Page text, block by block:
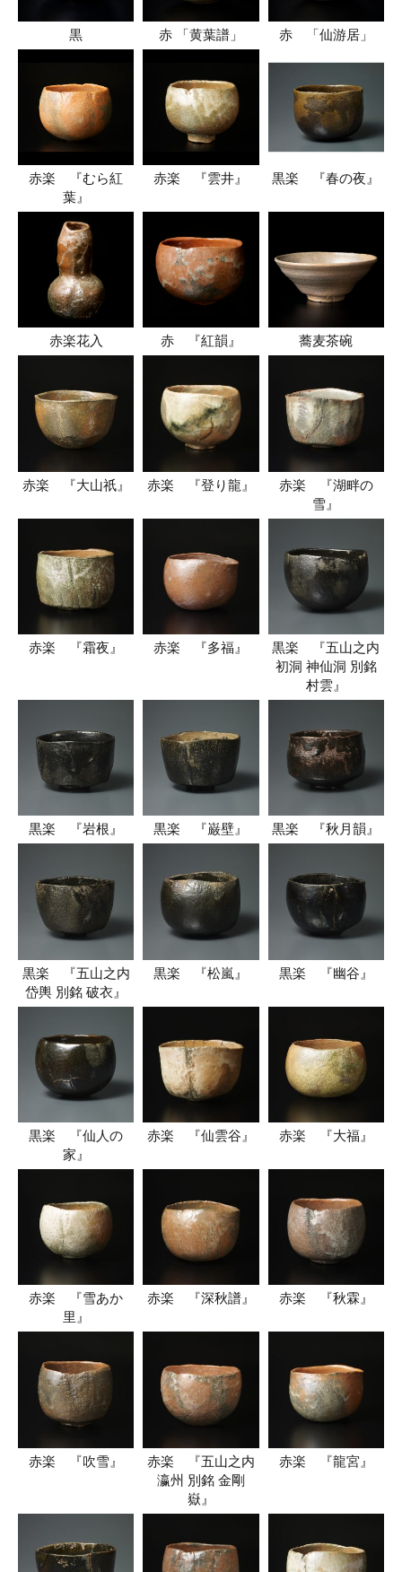
黒 赤 「黄葉譜」 赤 「仙游居」
赤楽 『むら紅
葉』
赤楽 『雲井』 黒楽 『春の夜』
赤楽花入 赤 『紅韻』 蕎麦茶碗
赤楽 『大山祇』 赤楽 『登り龍』
赤楽 『湖畔の
雪』
赤楽 『霜夜』 赤楽 『多福』
黒楽 『五山之内
初洞 神仙洞 別銘
村雲』
黒楽 『岩根』 黒楽 『巌壁』 黒楽 『秋月韻』
黒楽 『五山之内
岱輿 別銘 破衣』
黒楽 『松嵐』 黒楽 『幽谷』
黒楽 『仙人の
家』
赤楽 『仙雲谷』 赤楽 『大福』
赤楽 『雪あか
里』
赤楽 『深秋譜』 赤楽 『秋霖』
赤楽 『吹雪』
赤楽 『五山之内
瀛州 別銘 金剛
嶽』
赤楽 『龍宮』